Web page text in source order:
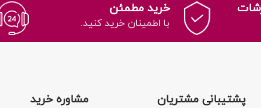
خرید مطمئن
با اطمینان خرید کنید.
پشتیبانی مشتریان مشاوره خرید